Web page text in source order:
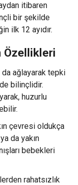
itibaren
bir şekilde
ilk 12 ayıdır.
Özellikleri
ağlayarak tepki
bilinçlidir.
huzurlu
çevresi oldukça
da yakın
bebekleri
rahatsızlık